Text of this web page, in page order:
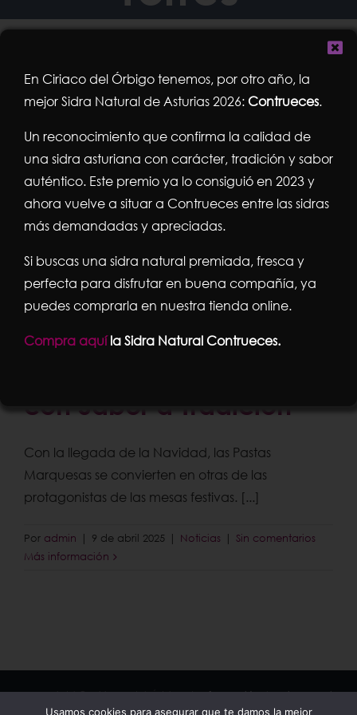
Las Pastas Marquesas:
con Sabor a Tradición
Con la llegada de la Navidad, las Pastas
Marquesas se convierten en otras de las
protagonistas de las mesas festivas. [...]
Por admin | 9 de abril 2025 | Noticias | Sin comentarios
Más información
Copyright © Ciriaco del Órbigo |Información|Aviso Legal
En Ciriaco del Órbigo tenemos, por otro año, la
mejor Sidra Natural de Asturias 2026:Contrueces.
Un reconocimiento que confirma la calidad de
una sidra asturiana con carácter, tradición y sabor
auténtico. Este premio ya lo consiguió en 2023 y
ahora vuelve a situar a Contrueces entre las sidras
más demandadas y apreciadas.
Si buscas una sidra natural premiada, fresca y
perfecta para disfrutar en buena compañía, ya
puedes comprarla en nuestra tienda online.
Compra aquíla Sidra Natural Contrueces.
Usamos cookies para asegurar que te damos la mejor